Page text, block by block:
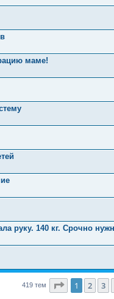
маме!
руку. 140 кг. Срочно
419 тем Страница
1 2 3